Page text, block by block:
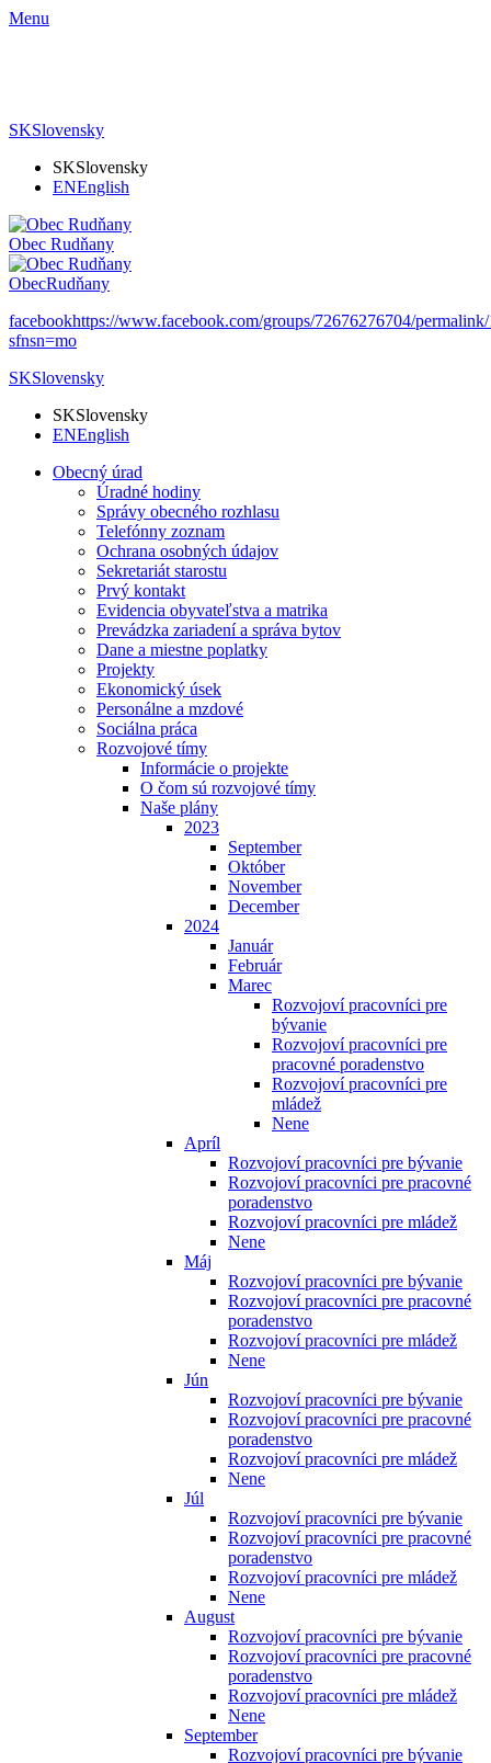
Menu
SKSlovensky
SKSlovensky
ENEnglish
Obec Rudňany
ObecRudňany
facebookhttps://www.facebook.com/groups/72676276704/
sfnsn=mo
SKSlovensky
SKSlovensky
ENEnglish
Obecný úrad
Úradné hodiny
Správy obecného rozhlasu
Telefónny zoznam
Ochrana osobných údajov
Sekretariát starostu
Prvý kontakt
Evidencia obyvateľstva a matrika
Prevádzka zariadení a správa bytov
Dane a miestne poplatky
Projekty
Ekonomický úsek
Personálne a mzdové
Sociálna práca
Rozvojové tímy
Informácie o projekte
O čom sú rozvojové tímy
Naše plány
2023
September
Október
November
December
2024
Január
Február
Marec
Rozvojoví pracovníci pre
bývanie
Rozvojoví pracovníci pre
pracovné poradenstvo
Rozvojoví pracovníci pre
mládež
Nene
Apríl
Rozvojoví pracovníci pre bývanie
Rozvojoví pracovníci pre pracovné
poradenstvo
Rozvojoví pracovníci pre mládež
Nene
Máj
Rozvojoví pracovníci pre bývanie
Rozvojoví pracovníci pre pracovné
poradenstvo
Rozvojoví pracovníci pre mládež
Nene
Jún
Rozvojoví pracovníci pre bývanie
Rozvojoví pracovníci pre pracovné
poradenstvo
Rozvojoví pracovníci pre mládež
Nene
Júl
Rozvojoví pracovníci pre bývanie
Rozvojoví pracovníci pre pracovné
poradenstvo
Rozvojoví pracovníci pre mládež
Nene
August
Rozvojoví pracovníci pre bývanie
Rozvojoví pracovníci pre pracovné
poradenstvo
Rozvojoví pracovníci pre mládež
Nene
September
Rozvojoví pracovníci pre bývanie